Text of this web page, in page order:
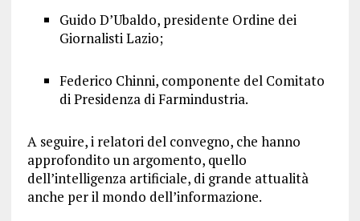
Guido D’Ubaldo, presidente Ordine dei
Giornalisti Lazio;
Federico Chinni, componente del Comitato
di Presidenza di Farmindustria.
A seguire, i relatori del convegno, che hanno
approfondito un argomento, quello
dell’intelligenza artificiale, di grande attualità
anche per il mondo dell’informazione.